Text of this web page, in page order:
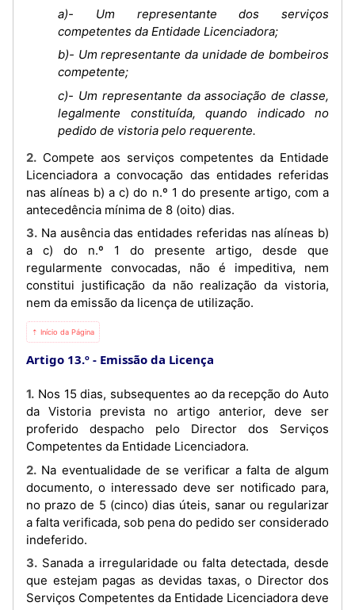
a)- Um representante dos serviços
competentes da Entidade Licenciadora;
b)- Um representante da unidade de bombeiros
competente;
c)- Um representante da associação de classe,
legalmente constituída, quando indicado no
pedido de vistoria pelo requerente.
2. Compete aos serviços competentes da Entidade
Licenciadora a convocação das entidades referidas
nas alíneas b) a c) do n.º 1 do presente artigo, com a
antecedência mínima de 8 (oito) dias.
3. Na ausência das entidades referidas nas alíneas b)
a c) do n.º 1 do presente artigo, desde que
regularmente convocadas, não é impeditiva, nem
constitui justificação da não realização da vistoria,
nem da emissão da licença de utilização.
⇡ Início da Página
Artigo 13.º Emissão da Licença
1. Nos 15 dias, subsequentes ao da recepção do Auto
da Vistoria prevista no artigo anterior, deve ser
proferido despacho pelo Director dos Serviços
Competentes da Entidade Licenciadora.
2. Na eventualidade de se verificar a falta de algum
documento, o interessado deve ser notificado para,
no prazo de 5 (cinco) dias úteis, sanar ou regularizar
a falta verificada, sob pena do pedido ser considerado
indeferido.
3. Sanada a irregularidade ou falta detectada, desde
que estejam pagas as devidas taxas, o Director dos
Serviços Competentes da Entidade Licenciadora deve